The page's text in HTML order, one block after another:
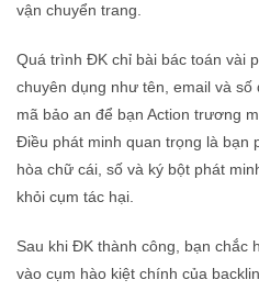
vận chuyển trang.
Quá trình ĐK chỉ bài bác toán vài
chuyên dụng như tên, email và
mã bảo an để bạn Action trương
Điều phát minh quan trọng là bạn
hòa chữ cái, số và ký bột phát
khỏi cụm tác hại.
Sau khi ĐK thành công, bạn chắc
vào cụm hào kiệt chính của